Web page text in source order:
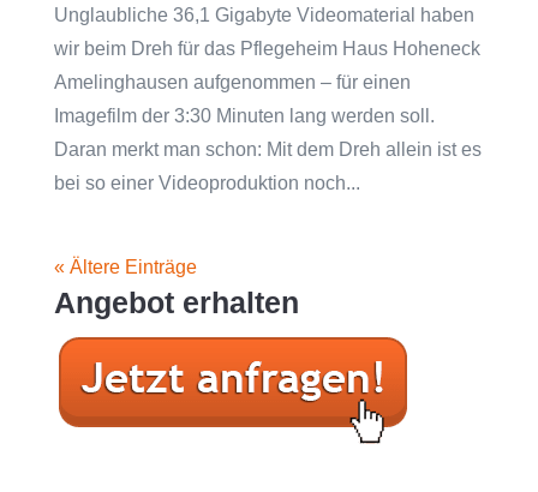
Unglaubliche 36,1 Gigabyte Videomaterial haben
wir beim Dreh für das Pflegeheim Haus Hoheneck
Amelinghausen aufgenommen – für einen
Imagefilm der 3:30 Minuten lang werden soll.
Daran merkt man schon: Mit dem Dreh allein ist es
bei so einer Videoproduktion noch...
« Ältere Einträge
Angebot erhalten